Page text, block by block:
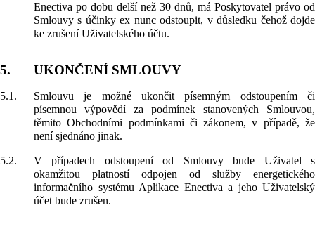
Enectiva po dobu delší než 30 dnů, má Poskytovatel právo od
Smlouvy s účinky ex nunc odstoupit, v důsledku čehož dojde
ke zrušení Uživatelského účtu.
5. UKONČENÍ SMLOUVY
5.1.
Smlouvu je možné ukončit písemným odstoupením či
písemnou výpovědí za podmínek stanovených Smlouvou,
těmito Obchodními podmínkami či zákonem, v případě, že
není sjednáno jinak.
5.2.
V případech odstoupení od Smlouvy bude Uživatel s
okamžitou platností odpojen od služby energetického
informačního systému Aplikace Enectiva a jeho Uživatelský
účet bude zrušen.